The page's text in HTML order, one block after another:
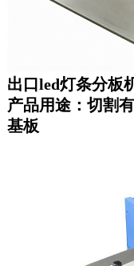
出口led灯条分板
产品用途：切割
基板